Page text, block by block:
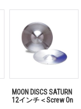
MOON DISCS SATURN
12インチ＜Screw On